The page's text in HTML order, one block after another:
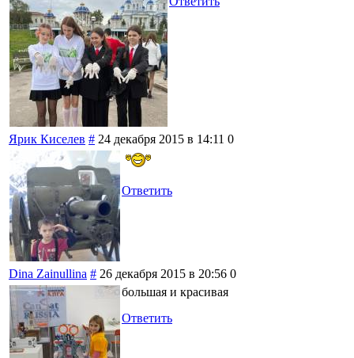
Ярик Киселев # 24 декабря 2015 в 14:11 0
Ответить
Dina Zainullina # 26 декабря 2015 в 20:56 0
большая и красивая
Ответить